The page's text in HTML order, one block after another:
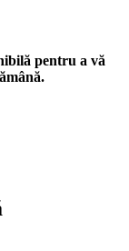
pentru a vă